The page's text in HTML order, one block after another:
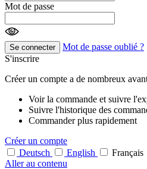
Mot de passe
Se connecter
Mot de passe oublié ?
S'inscrire
Créer un compte a de nombreux
Voir la commande et suivre
Suivre l'historique des
Commander plus rapidement
Créer un compte
Deutsch
English Français
Aller au contenu